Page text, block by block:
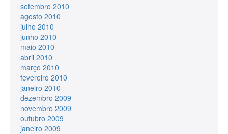
setembro 2010
agosto 2010
julho 2010
junho 2010
maio 2010
abril 2010
março 2010
fevereiro 2010
janeiro 2010
dezembro 2009
novembro 2009
outubro 2009
janeiro 2009